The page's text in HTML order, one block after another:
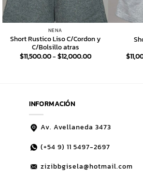
NENA
Short Rustico Liso C/Cordon y
C/Bolsillo atras
$11,500.00- $12,000.00Rango
de
$
INFORMACIÓN
Av. Avellaneda 3473
(+54 9) 11 5497-2697
zizibbgisela@hotmail.com